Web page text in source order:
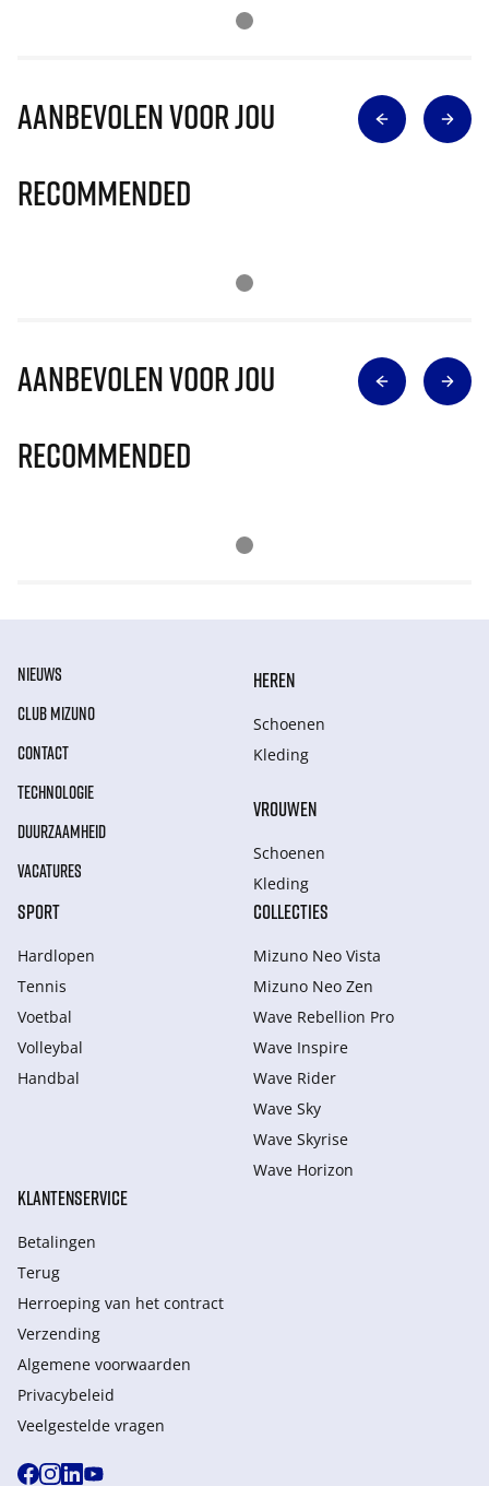
Aanbevolen voor jou
Recommended
Aanbevolen voor jou
Recommended
NIEUWS
CLUB MIZUNO
CONTACT
TECHNOLOGIE
DUURZAAMHEID
VACATURES
HEREN
Schoenen
Kleding
VROUWEN
Schoenen
Kleding
SPORT
Hardlopen
Tennis
Voetbal
Volleybal
Handbal
COLLECTIES
Mizuno Neo Vista
Mizuno Neo Zen
Wave Rebellion Pro
Wave Inspire
Wave Rider
Wave Sky
Wave Skyrise
Wave Horizon
KLANTENSERVICE
Betalingen
Terug
Herroeping van het contract
Verzending
Algemene voorwaarden
Privacybeleid
Veelgestelde vragen